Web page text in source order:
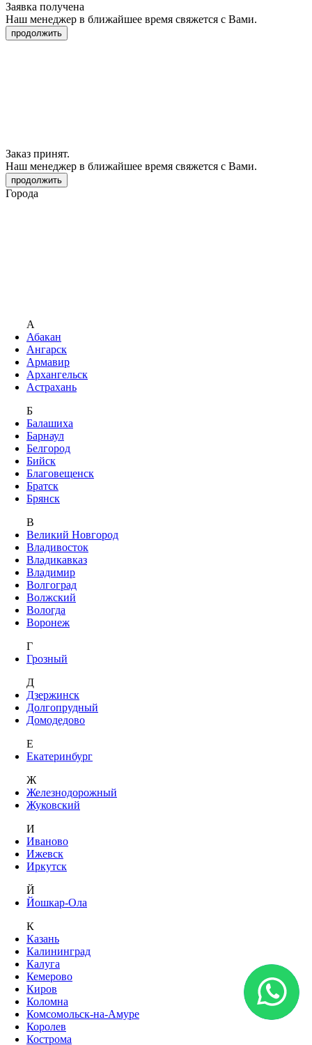
Заявка получена
Наш менеджер в ближайшее время свяжется с Вами.
продолжить
Заказ принят.
Наш менеджер в ближайшее время свяжется с Вами.
продолжить
Города
А
Абакан
Ангарск
Армавир
Архангельск
Астрахань
Б
Балашиха
Барнаул
Белгород
Бийск
Благовещенск
Братск
Брянск
В
Великий Новгород
Владивосток
Владикавказ
Владимир
Волгоград
Волжский
Вологда
Воронеж
Г
Грозный
Д
Дзержинск
Долгопрудный
Домодедово
Е
Екатеринбург
Ж
Железнодорожный
Жуковский
И
Иваново
Ижевск
Иркутск
Й
Йошкар-Ола
К
Казань
Калининград
Калуга
Кемерово
Киров
Коломна
Комсомольск-на-Амуре
Королев
Кострома